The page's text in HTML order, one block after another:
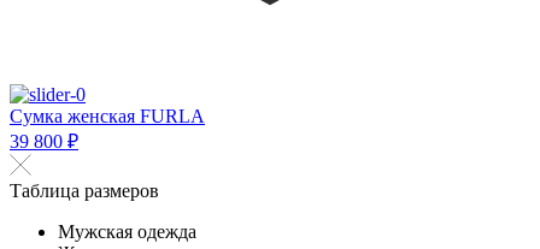
Сумка женская FURLA
39 800 ₽
Таблица размеров
Мужская одежда